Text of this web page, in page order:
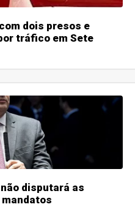
dois presos e
tráfico em Sete
disputará as